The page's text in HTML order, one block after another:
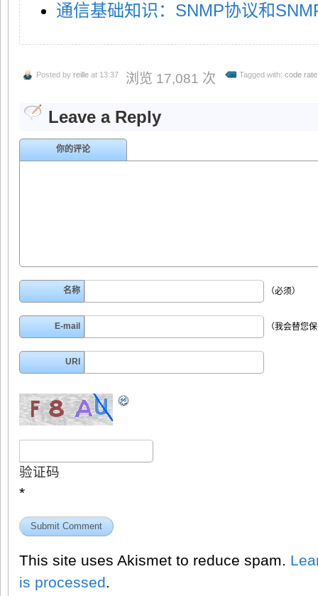
通信基础知识：SNMP协议和
Posted by reille at 13:37 浏览 17,081 次 Tagged with: code rate
Leave a Reply
你的评论
名称 （必须）
E-mail （我会替您
URI
验证码
*
This site uses Akismet to reduce spam.
is processed.